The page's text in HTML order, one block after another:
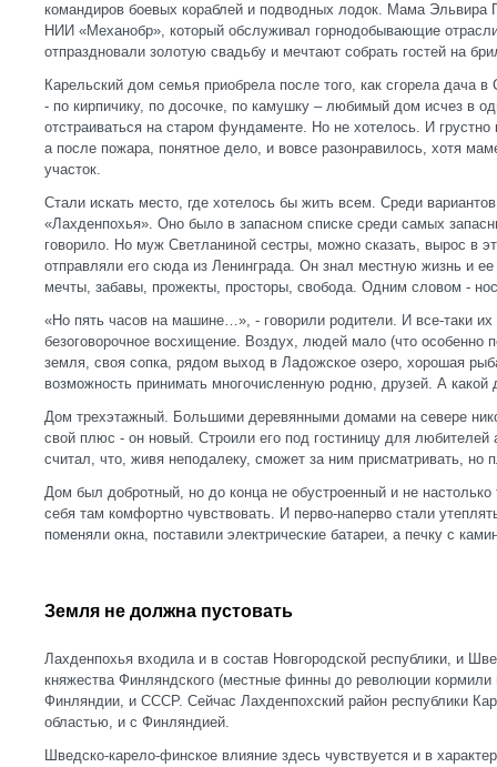
командиров боевых кораблей и подводных лодок. Мама Эльвира
НИИ «Механобр», который обслуживал горнодобывающие
отпраздновали золотую свадьбу и мечтают собрать гостей на
Карельский дом семья приобрела после того, как сгорела дача
- по кирпичику, по досочке, по камушку – любимый дом исчез в
отстраиваться на старом фундаменте. Но не хотелось. И
а после пожара, понятное дело, и вовсе разонравилось, хотя
участок.
Стали искать место, где хотелось бы жить всем. Среди
«Лахденпохья». Оно было в запасном списке среди самых
говорило. Но муж Светланиной сестры, можно сказать, вырос в
отправляли его сюда из Ленинграда. Он знал местную жизнь и
мечты, забавы, прожекты, просторы, свобода. Одним словом -
«Но пять часов на машине…», - говорили родители. И все-таки их
безоговорочное восхищение. Воздух, людей мало (что особенно
земля, своя сопка, рядом выход в Ладожское озеро, хорошая
возможность принимать многочисленную родню, друзей. А какой
Дом трехэтажный. Большими деревянными домами на севере
свой плюс - он новый. Строили его под гостиницу для любителей
считал, что, живя неподалеку, сможет за ним присматривать, но
Дом был добротный, но до конца не обустроенный и не
себя там комфортно чувствовать. И перво-наперво стали
поменяли окна, поставили электрические батареи, а печку с
Земля не должна пустовать
Лахденпохья входила и в состав Новгородской республики, и
княжества Финляндского (местные финны до революции
Финляндии, и СССР. Сейчас Лахденпохский район республики
областью, и с Финляндией.
Шведско-карело-финское влияние здесь чувствуется и в